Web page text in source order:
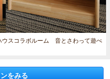
ウスコラボルーム 音とさわって遊べ
をみる